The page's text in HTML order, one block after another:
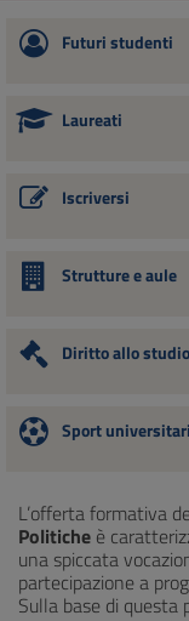
Futuri studenti
Laureati
Iscriversi
Strutture e aule
Diritto allo studio
Sport
L’offerta formativa
Politiche è
una spiccata
partecipazione a
Sulla base di questa